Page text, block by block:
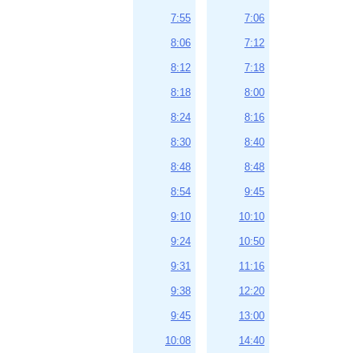
7:06
7:12
7:18
8:00
8:16
8:40
8:48
9:45
10:10
10:50
11:16
12:20
13:00
14:40
7:55
8:06
8:12
8:18
8:24
8:30
8:48
8:54
9:10
9:24
9:31
9:38
9:45
10:08